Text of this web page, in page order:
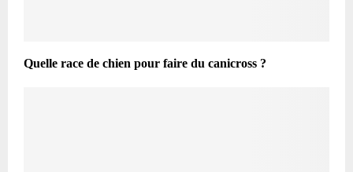
Quelle race de chien pour faire du canicross ?